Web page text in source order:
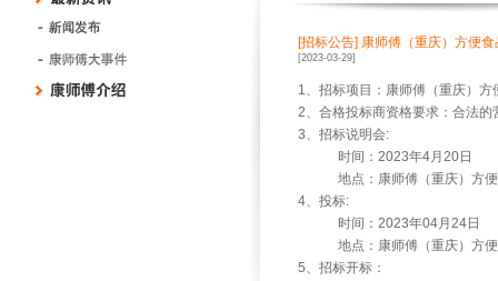
[招标公告] 康师傅（重庆）方便
[2023-03-29]
1、招标项目：康师傅（重庆）
2、合格投标商资格要求：合法
3、招标说明会:
时间：2023年4月20日
地点：康师傅（重庆）方便
4、投标:
时间：2023年04月24日
地点：康师傅（重庆）方便
5、招标开标：